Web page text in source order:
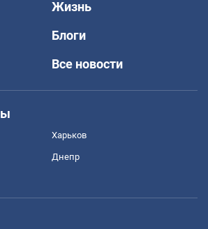
Жизнь
Блоги
Все новости
Харьков
Днепр